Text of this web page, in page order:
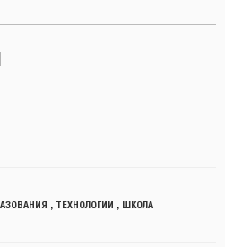
, ТЕХНОЛОГИИ , ШКОЛА